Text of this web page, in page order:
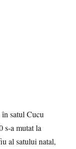
satul Cucu
s-a mutat la
al satului natal,